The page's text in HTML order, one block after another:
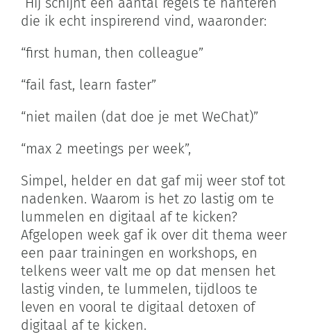
die ik echt inspirerend vind, waaronder:
“first human, then colleague”
“fail fast, learn faster”
“niet mailen (dat doe je met WeChat)”
“max 2 meetings per week”,
Simpel, helder en dat gaf mij weer stof tot
nadenken. Waarom is het zo lastig om te
lummelen en digitaal af te kicken?
Afgelopen week gaf ik over dit thema weer
een paar trainingen en workshops, en
telkens weer valt me op dat mensen het
lastig vinden, te lummelen, tijdloos te
leven en vooral te digitaal detoxen of
digitaal af te kicken.